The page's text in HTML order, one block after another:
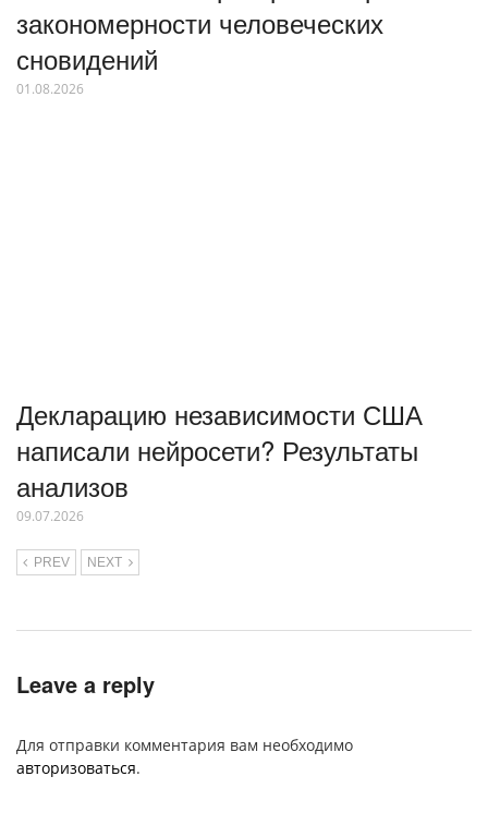
закономерности человеческих
сновидений
01.08.2026
Декларацию независимости США
написали нейросети? Результаты
анализов
09.07.2026
PREV NEXT
Leave a reply
Для отправки комментария вам необходимо
авторизоваться.